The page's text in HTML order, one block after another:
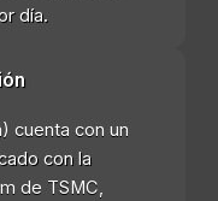
día.
cuenta con un
con la
de TSMC,